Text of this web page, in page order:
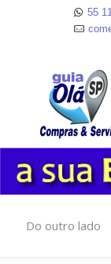
55
Do outro lado